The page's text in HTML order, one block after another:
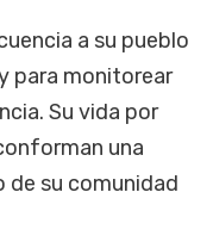
a su pueblo
para monitorear
Su vida por
una
de su comunidad